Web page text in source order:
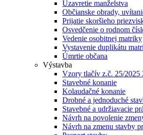
Uzavretie manželstva
Občianske obrady,
Prijatie skoršieho
Osvedčenie o rodnom
Vedenie osobitnej matriky
Vystavenie duplikátu
Úmrtie občana
Výstavba
Vzory tlačív z.č. 25/2025
Stavebné konanie
Kolaudačné konanie
Drobné a jednoduché
Stavebné a udržiavacie
Návrh na povolenie
Návrh na zmenu stavby